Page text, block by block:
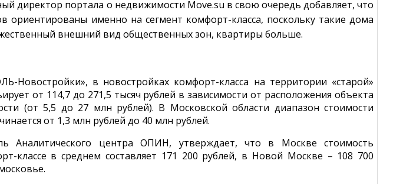
директор портала о недвижимости Move.su в свою очередь добавляет, что
ориентированы именно на сегмент комфорт-класса, поскольку такие дома
внешний вид общественных зон, квартиры больше.
в новостройках комфорт-класса на территории «старой»
от 114,7 до 271,5 тысяч рублей в зависимости от расположения объекта
(от 5,5 до 27 млн рублей). В Московской области диапазон стоимости
от 1,3 млн рублей до 40 млн рублей.
Аналитического центра ОПИН, утверждает, что в Москве стоимость
классе в среднем составляет 171 200 рублей, в Новой Москве – 108 700